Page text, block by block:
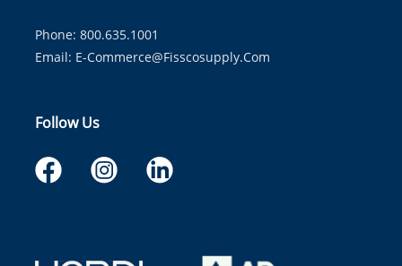
Phone: 800.635.1001
Email: E-Commerce@fisscosupply.com
Follow Us